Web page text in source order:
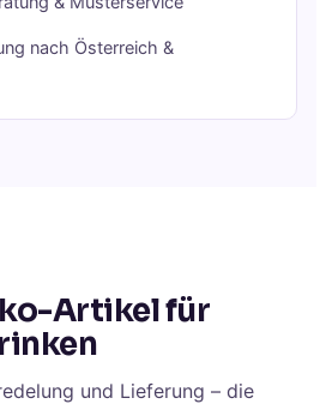
nach Österreich &
Artikel für
und Lieferung – die